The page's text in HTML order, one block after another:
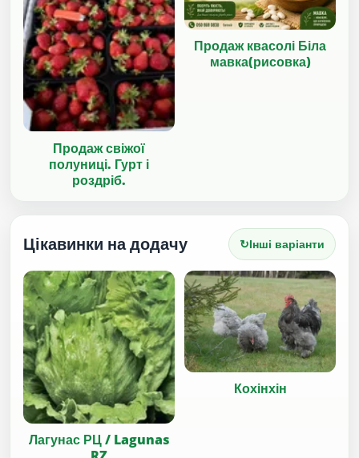
Продаж свіжої
полуниці. Гурт і
роздріб.
Продаж квасолі Біла
мавка(рисовка)
Цікавинки на додачу ↻Інші варіанти
Лагунас РЦ / Lagunas
Кохінхін